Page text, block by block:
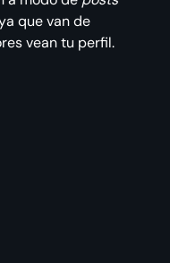
que van de
vean tu perfil.